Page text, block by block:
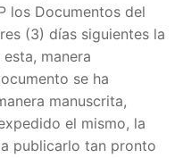
los Documentos del
(3) días siguientes la
manera
se ha
manuscrita,
el mismo, la
publicarlo tan pronto